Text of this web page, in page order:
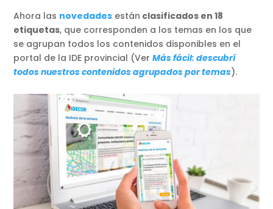
Ahora las novedades están clasificados en 18
etiquetas, que corresponden a los temas en los que
se agrupan todos los contenidos disponibles en el
portal de la IDE provincial (VerMás fácil: descubrí
todos nuestros contenidos agrupados por temas).